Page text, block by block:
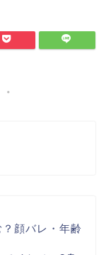
顔バレ・年齢